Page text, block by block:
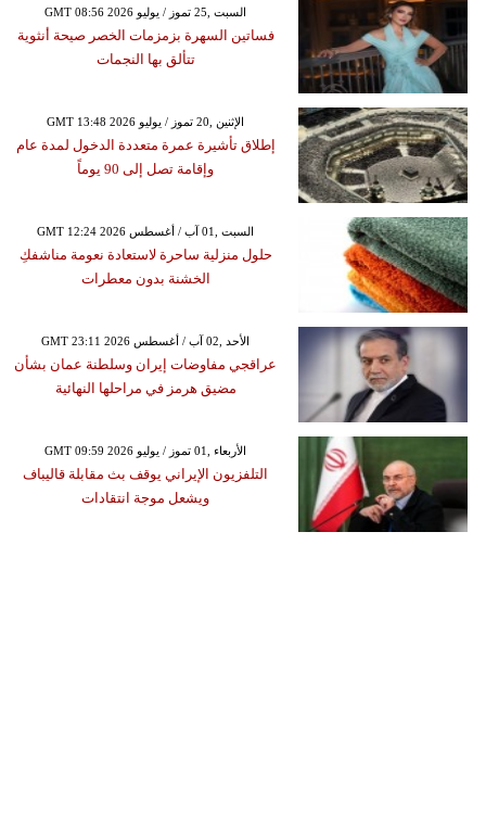
GMT 08:56 2026 السبت ,25 تموز / يوليو
فساتين السهرة بزمزمات الخصر صيحة أنثوية
تتألق بها النجمات
GMT 13:48 2026 الإثنين ,20 تموز / يوليو
إطلاق تأشيرة عمرة متعددة الدخول لمدة عام
وإقامة تصل إلى 90 يوماً
GMT 12:24 2026 السبت ,01 آب / أغسطس
حلول منزلية ساحرة لاستعادة نعومة مناشفكِ
الخشنة بدون معطرات
GMT 23:11 2026 الأحد ,02 آب / أغسطس
عراقجي مفاوضات إيران وسلطنة عمان بشأن
مضيق هرمز في مراحلها النهائية
GMT 09:59 2026 الأربعاء ,01 تموز / يوليو
التلفزيون الإيراني يوقف بث مقابلة قاليباف
ويشعل موجة انتقادات